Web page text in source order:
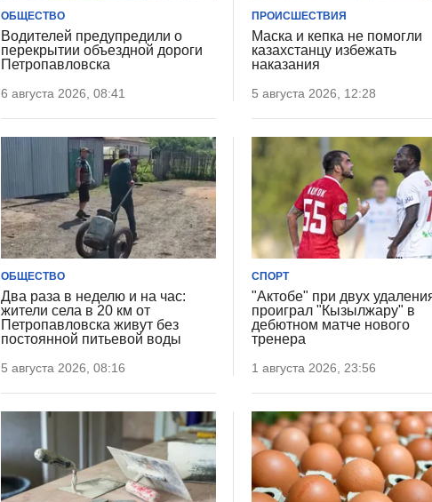
ОБЩЕСТВО
Водителей предупредили о
перекрытии объездной дороги
Петропавловска
6 августа 2026, 08:41
ПРОИСШЕСТВИЯ
Маска и кепка не помогли
казахстанцу избежать
наказания
5 августа 2026, 12:28
ОБЩЕСТВО
Два раза в неделю и на час:
жители села в 20 км от
Петропавловска живут без
постоянной питьевой воды
5 августа 2026, 08:16
СПОРТ
"Актобе" при двух
проиграл "Кызылжару" в
дебютном матче нового
тренера
1 августа 2026, 23:56